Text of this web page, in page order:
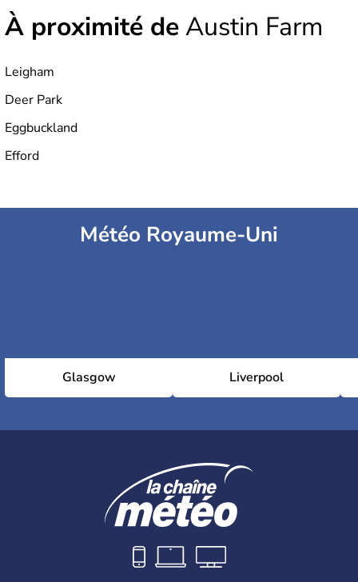
À proximité deAustin Farm
Leigham
Deer Park
Eggbuckland
Efford
Météo Royaume-Uni
Glasgow Liverpool